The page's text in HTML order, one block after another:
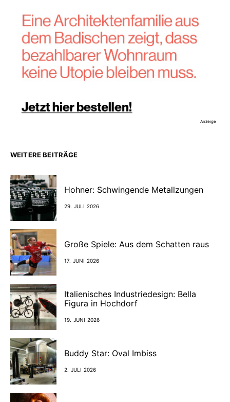
Anzeige
WEITERE BEITRÄGE
Hohner: Schwingende Metallzungen
29. JULI 2026
Große Spiele: Aus dem Schatten raus
17. JUNI 2026
Italienisches Industriedesign: Bella
Figura in Hochdorf
19. JUNI 2026
Buddy Star: Oval Imbiss
2. JULI 2026